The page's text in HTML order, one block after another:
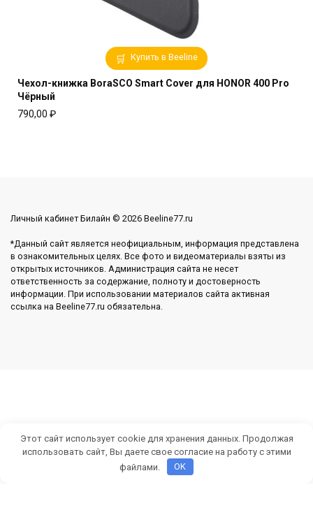
Купить в Beeline
Чехол-книжка BoraSCO Smart Cover для HONOR 400 Pro
Чёрный
790,00 ₽
Личный кабинет Билайн © 2026 Beeline77.ru
*Данный сайт является неофициальным, информация представлена
в ознакомительных целях. Все фото и видеоматериалы взяты из
открытых источников. Администрация сайта не несет
ответственность за содержание, полноту и достоверность
информации. При использовании материалов сайта активная
ссылка на Beeline77.ru обязательна.
Этот сайт использует cookie для хранения данных. Продолжая
использовать сайт, Вы даете свое согласие на работу с этими
файлами.
OK